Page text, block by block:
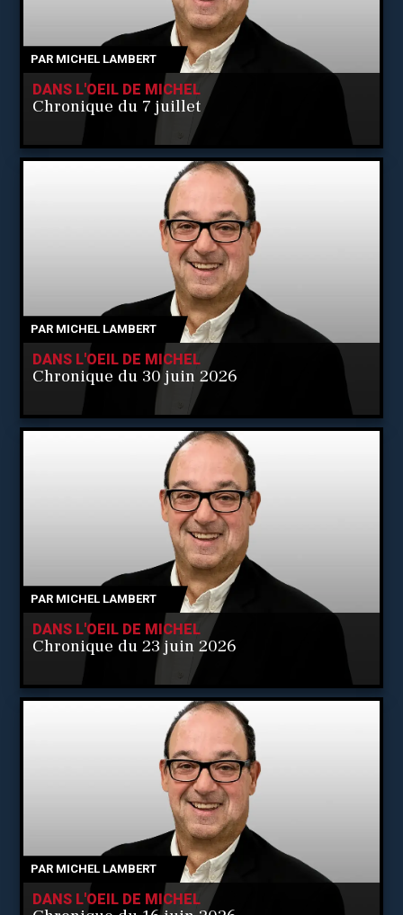
PAR MICHEL LAMBERT
DANS L'OEIL DE MICHEL
Chronique du 7 juillet
PAR MICHEL LAMBERT
DANS L'OEIL DE MICHEL
Chronique du 30 juin 2026
PAR MICHEL LAMBERT
DANS L'OEIL DE MICHEL
Chronique du 23 juin 2026
PAR MICHEL LAMBERT
DANS L'OEIL DE MICHEL